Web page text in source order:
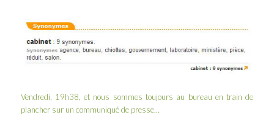
Vendredi, 19h38, et nous sommes toujours au bureau en train de
plancher sur un communiqué de presse…